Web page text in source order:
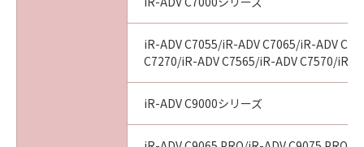
Canon for any reason, please write to Canon's
sales subsidiary or distributor/dealer, serving
the country where you obtained the
iR-ADV C7055/iR-ADV C7065/iR-ADV
C7270/iR-ADV C7565/iR-ADV C7570/iR-
iR-ADV C9000シリーズ